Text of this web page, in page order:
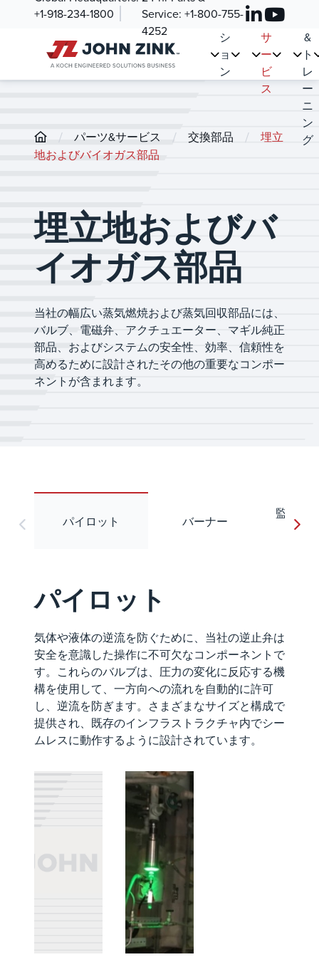
+1-918-234-1800
Service: +1-800-755-
4252
介 ー
シ
ョ
ン
&
サ
ー
ビ
ス
&
ト
レ
ー
ニ
ン
グ
/ パーツ&サービス / 交換部品 /
埋立
地およびバイオガス部品
埋立地およびバ
イオガス部品
当社の幅広い蒸気燃焼および蒸気回収部品には、
バルブ、電磁弁、アクチュエーター、マギル純正
部品、およびシステムの安全性、効率、信頼性を
高めるために設計されたその他の重要なコンポー
ネントが含まれます。
パイロット バーナー
監視デ
パイロット
気体や液体の逆流を防ぐために、当社の逆止弁は
安全を意識した操作に不可欠なコンポーネントで
す。これらのバルブは、圧力の変化に反応する機
構を使用して、一方向への流れを自動的に許可
し、逆流を防ぎます。さまざまなサイズと構成で
提供され、既存のインフラストラクチャ内でシー
ムレスに動作するように設計されています。